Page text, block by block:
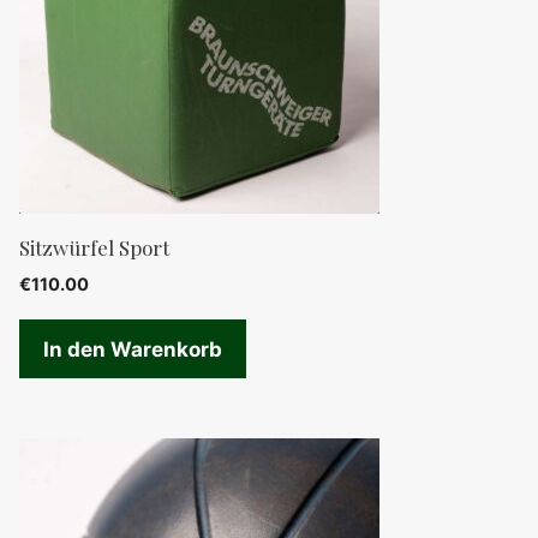
Sitzwürfel Sport
€110.00
In den Warenkorb